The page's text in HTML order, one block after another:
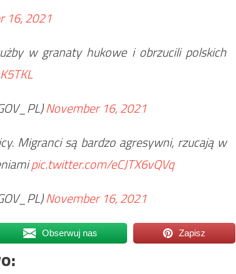
16, 2021
w granaty hukowe i obrzucili polskich
November 16, 2021
Migranci są bardzo agresywni, rzucają w
pic.twitter.com/eCJTX6vQVq
November 16, 2021
Obserwuj nas Zapisz